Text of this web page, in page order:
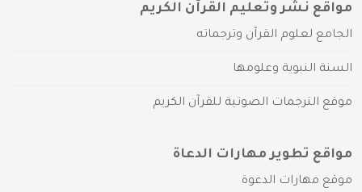
مواقع نشر وتعليم القرآن الكريم
الجامع لعلوم القرآن وترجماته
السنة النبوية وعلومها
موقع الترجمات الصوتية للقرآن الكريم
مواقع تطوير مهارات الدعاة
موقع مهارات الدعوة